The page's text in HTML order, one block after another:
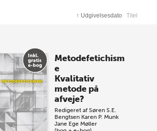
↑ Udgivelsesdato Titel
Metodefetichism
e
Kvalitativ
metode på
afveje?
Redigeret afSøren S.E.
Bengtsen Karen P. Munk
Jane Ege Møller